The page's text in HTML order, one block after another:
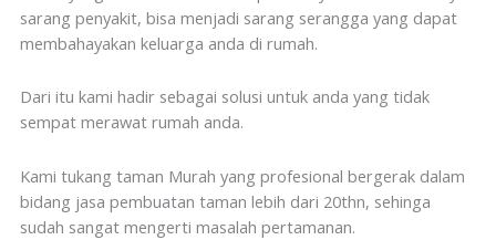
sarang penyakit, bisa menjadi sarang serangga yang dapat
membahayakan keluarga anda di rumah.
Dari itu kami hadir sebagai solusi untuk anda yang tidak
sempat merawat rumah anda.
Kami tukang taman Murah yang profesional bergerak dalam
bidang jasa pembuatan taman lebih dari 20thn, sehinga
sudah sangat mengerti masalah pertamanan.